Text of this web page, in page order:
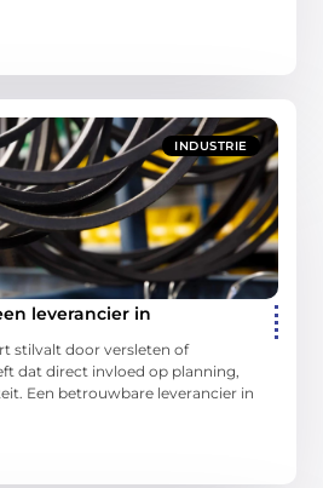
INDUSTRIE
leverancier in
stilvalt door versleten of
dat direct invloed op planning,
Een betrouwbare leverancier in